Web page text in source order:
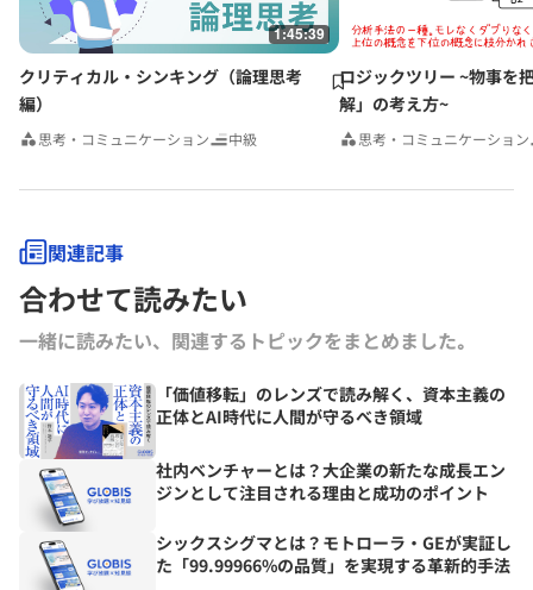
1:45:39
クリティカル・シンキング（論理思考
編）
思考・コミュニケーション 中級
ロジックツリー ~物事を
解」の考え方~
思考・コミュニケーション
関連記事
合わせて読みたい
一緒に読みたい、関連するトピックをまとめました｡
「価値移転」のレンズで読み解く、資本主義の
正体とAI時代に人間が守るべき領域
社内ベンチャーとは？大企業の新たな成長エン
ジンとして注目される理由と成功のポイント
シックスシグマとは？モトローラ・GEが実証し
た「99.99966%の品質」を実現する革新的手法